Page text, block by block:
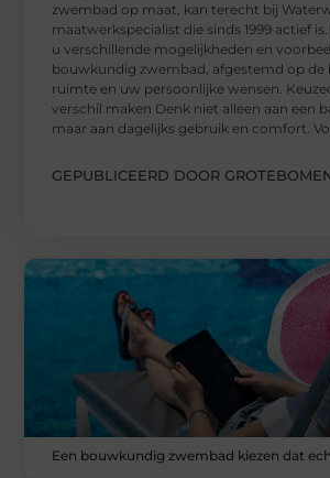
zwembad op maat, kan terecht bij
maatwerkspecialist die sinds 1999 actief
u verschillende mogelijkheden en
bouwkundig zwembad, afgestemd op de
ruimte en uw persoonlijke wensen.
verschil maken Denk niet alleen aan een
maar aan dagelijks gebruik en comfort.
GEPUBLICEERD DOOR
Een bouwkundig zwembad kiezen dat